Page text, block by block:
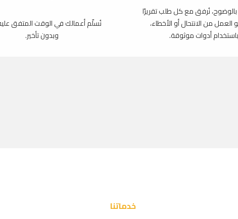
بالوضوح، نُرفق مع كل طلب تقريرًا
العمل من الانتحال أو الأخطاء،
باستخدام أدوات موثوقة.
نُسلّم أعمالك في الوقت المتفق
وبدون تأخير.
خدماتنا